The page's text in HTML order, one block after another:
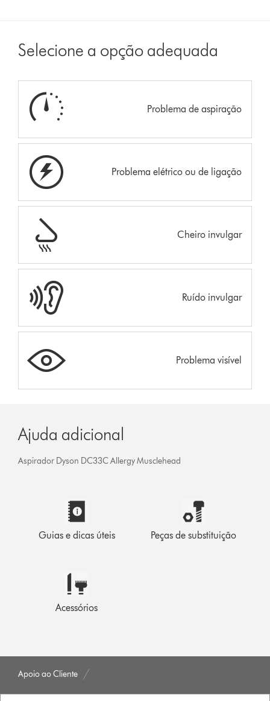
Selecione a opção adequada
Problema de aspiração
Problema elétrico ou de ligação
Cheiro invulgar
Ruído invulgar
Problema visível
Ajuda adicional
Aspirador Dyson DC33C Allergy Musclehead
Guias e dicas úteis Peças de substituição
Acessórios
Apoio ao Cliente